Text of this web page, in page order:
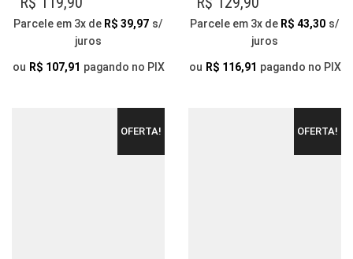
PODEM
ESCOLHIDAS
PRODUTO
Parcele em 3x de R$ 39,97 s/
juros
ou R$ 107,91 pagando no PIX
Parcele em 3x de R$ 43,30 s/
juros
ou R$ 116,91 pagando no PIX
OFERTA! OFERTA!